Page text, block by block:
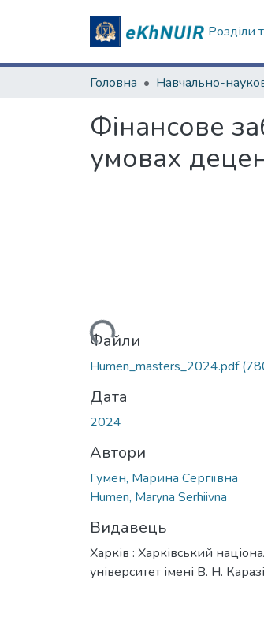
Розділи
Головна
Фінансове
умовах
Вантажиться...Файли
Humen_masters_2024.pdf
Дата
2024
Автори
Гумен, Марина Сергіївна
Humen, Maryna Serhiivna
Видавець
Харків : Харківський
університет імені В. Н.